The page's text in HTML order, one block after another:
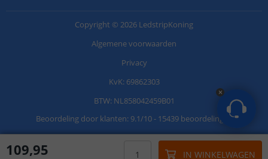
109,95 IN WINKELWAGEN
Copyright © 2026 LedstripKoning
Algemene voorwaarden
Privacy
KvK: 69862303
BTW: NL858042459B01
Beoordeling door klanten: 9.1/10- 15439 beoordelingen